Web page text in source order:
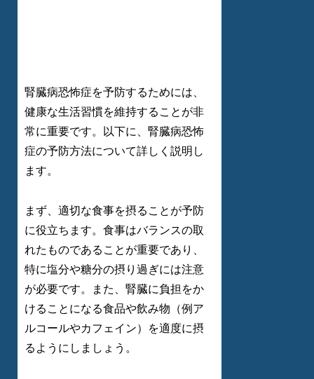
腎臓病恐怖症を予防するためには、
健康な生活習慣を維持することが非
常に重要です。以下に、腎臓病恐怖
症の予防方法について詳しく説明し
ます。
まず、適切な食事を摂ることが予防
に役立ちます。食事はバランスの取
れたものであることが重要であり、
特に塩分や糖分の摂り過ぎには注意
が必要です。また、腎臓に負担をか
けることになる食品や飲み物（例ア
ルコールやカフェイン）を適度に摂
るようにしましょう。